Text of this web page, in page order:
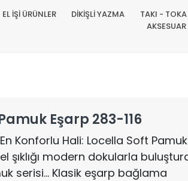
EL İŞİ ÜRÜNLER DİKİŞLİ YAZMA
TAKI -
AKSESUAR
Eşarp 283-116
Konforlu Hali: Locella Soft Pamuk
şıklığı modern dokularla
serisi... Klasik eşarp bağlama